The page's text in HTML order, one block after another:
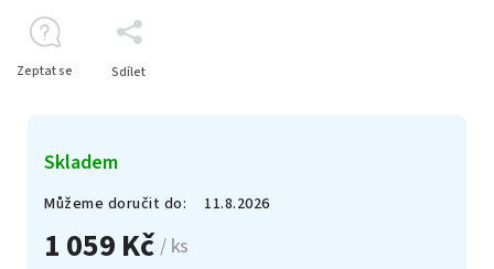
1 059 Kč/ ks
Skladem
Můžeme doručit do: 11.8.2026
Zeptat se Sdílet